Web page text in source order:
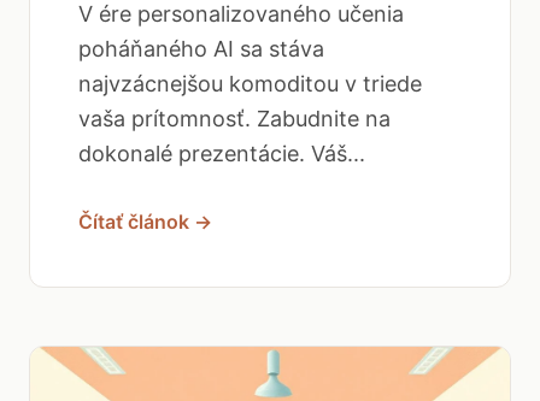
V ére personalizovaného učenia
poháňaného AI sa stáva
najvzácnejšou komoditou v triede
vaša prítomnosť. Zabudnite na
dokonalé prezentácie. Váš...
Čítať článok →